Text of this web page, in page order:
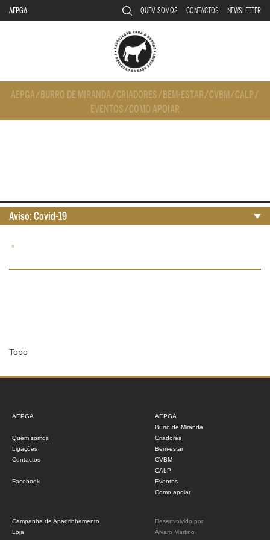
AEPGA QUEM SOMOS CONTACTOS NEWSLETTER
AEPGA/ BURRO DE MIRANDA/CRIADORES/ BEM-ESTAR/CVBM/CALP/
EVENTOS/COMO APOIAR
•
Topo
Aviso: Covid-19
AEPGA
Quem somos
Ligações
Contactos
Facebook
AEPGA
Burro de Miranda
Criadores
Bem-estar
CVBM
CALP
Eventos
Como apoiar
Campanha de Apadrinhamento
Loja
Desenvolvido por
Álvaro Martino